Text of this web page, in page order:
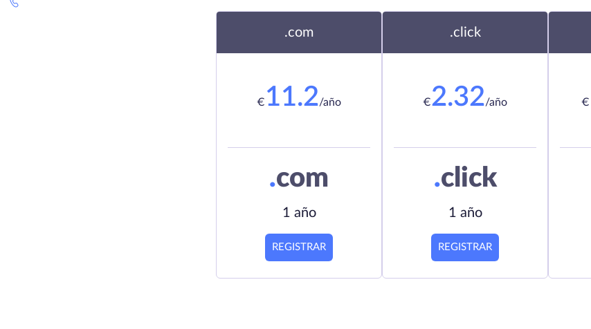
.com
€ 11.2/año
.com
1 año
REGISTRAR
.click
€2.32/año
.click
1 año
REGISTRAR
€